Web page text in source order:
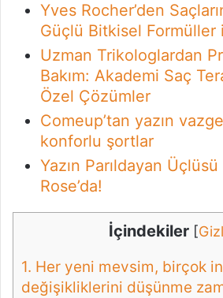
Yves Rocher’den
Güçlü Bitkisel Formüller
Uzman Trikologlardan
Bakım: Akademi Saç
Özel Çözümler
Comeup’tan yazın
konforlu şortlar
Yazın Parıldayan
Rose’da!
İçindekiler [
1. Her yeni mevsim, birçok
değişikliklerini düşünme